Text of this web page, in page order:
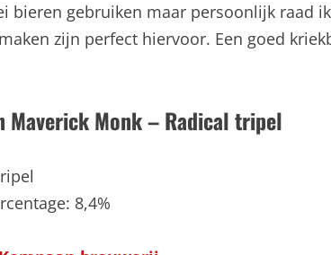
bieren gebruiken maar persoonlijk raad
zijn perfect hiervoor. Een goed
Maverick Monk – Radical tripel
8,4%